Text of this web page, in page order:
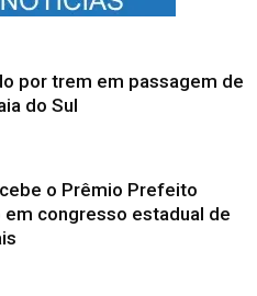
por trem em passagem de
do Sul
o Prêmio Prefeito
em congresso estadual de